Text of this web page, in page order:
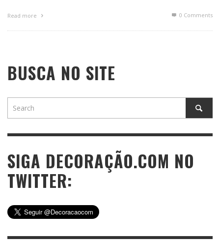
Read more 0 Comments
BUSCA NO SITE
SIGA DECORAÇÃO.COM NO
TWITTER: